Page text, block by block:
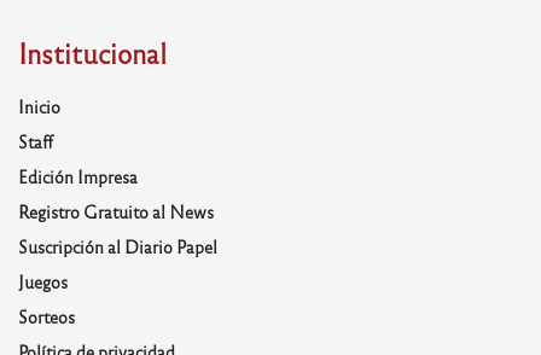
Institucional
Inicio
Staff
Edición Impresa
Registro Gratuito al News
Suscripción al Diario Papel
Juegos
Sorteos